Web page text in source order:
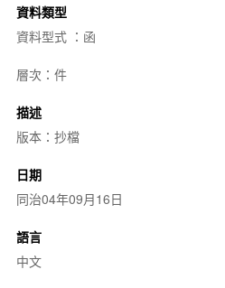
資料類型
資料型式 ：函
層次：件
描述
版本：抄檔
日期
同治04年09月16日
語言
中文